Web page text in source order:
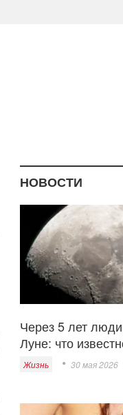
НОВОСТИ
Через 5 лет
Луне: что
Жизнь 30 мая 2026